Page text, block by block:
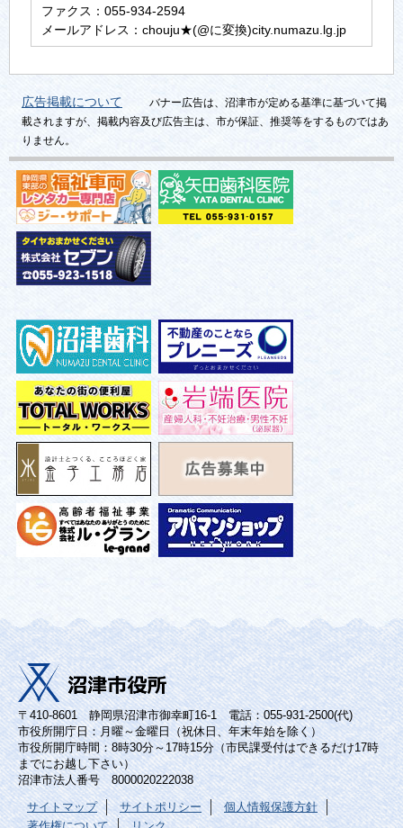
ファクス：055-934-2594
メールアドレス：chouju★(@に変換)city.numazu.lg.jp
広告掲載について
バナー広告は、沼津市が定める基準に基づいて掲
載されますが、掲載内容及び広告主は、市が保証、推奨等をするものではあ
りません。
〒410-8601 静岡県沼津市御幸町16-1 電話：055-931-2500(代)
市役所開庁日：月曜～金曜日（祝休日、年末年始を除く）
市役所開庁時間：8時30分～17時15分（市民課受付はできるだけ17時
までにお越し下さい）
沼津市法人番号 8000020222038
サイトマップ サイトポリシー
個人情報保護方針